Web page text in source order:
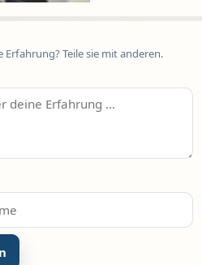
Teile sie mit anderen.